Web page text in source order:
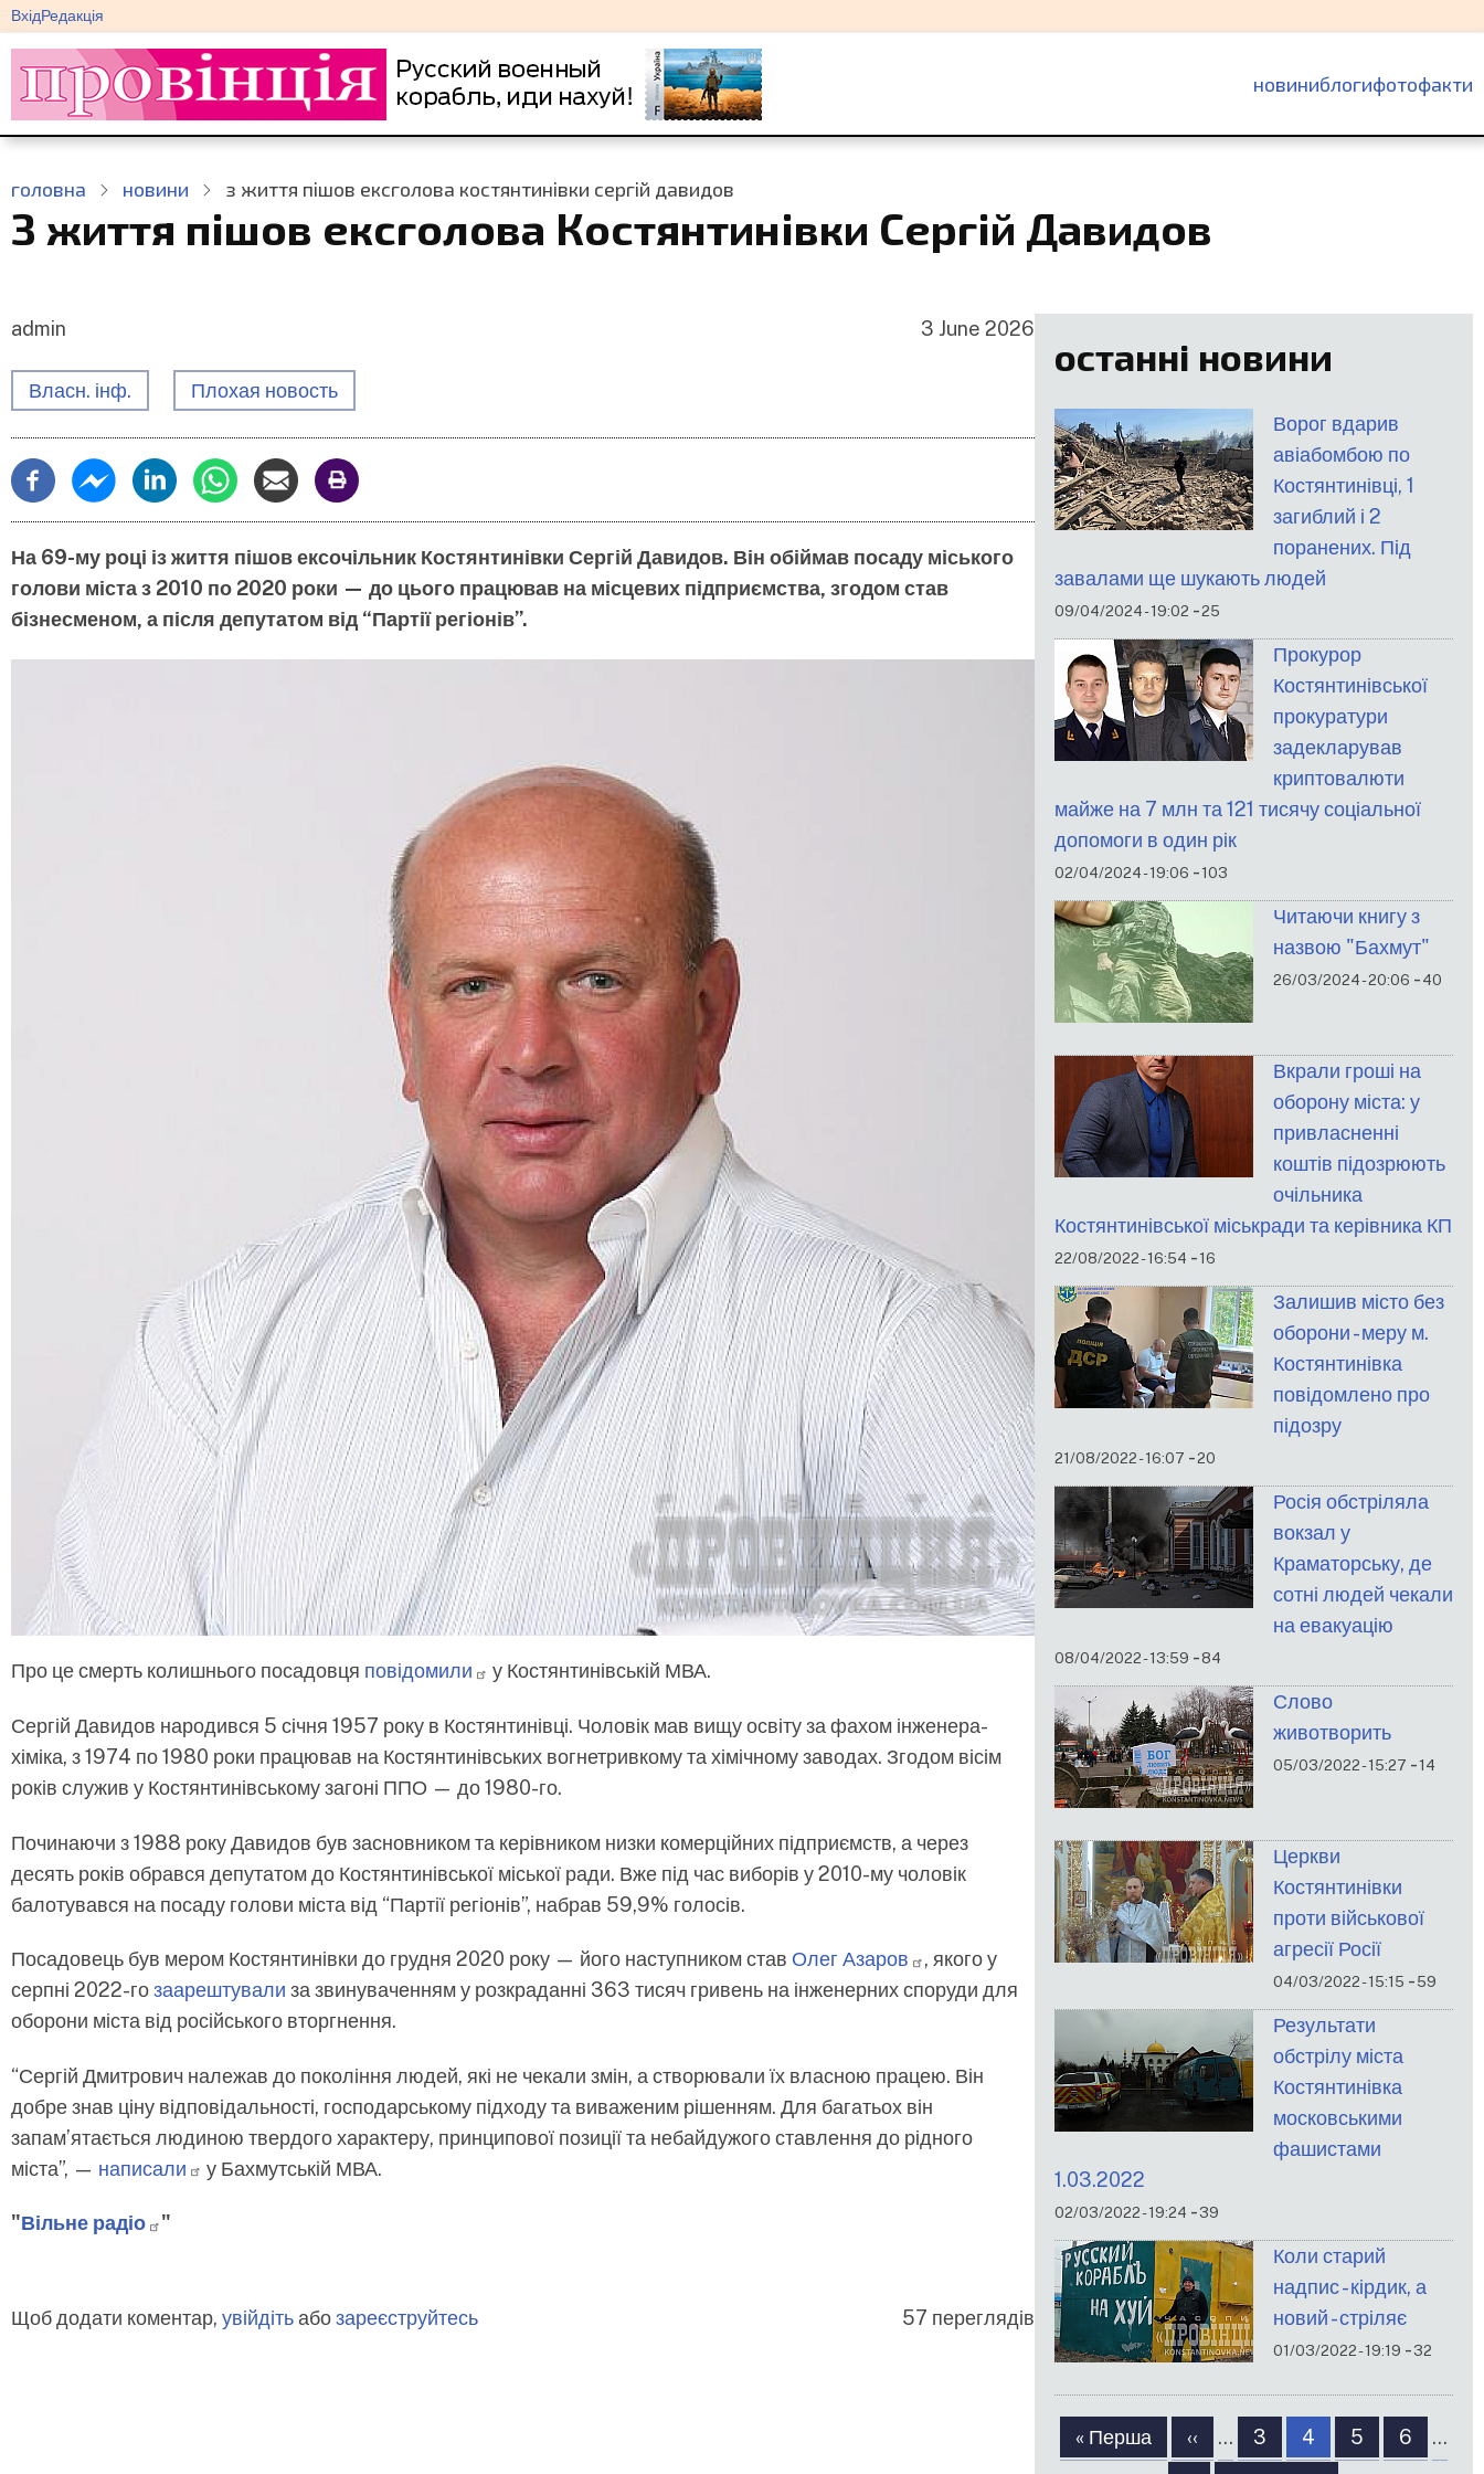
Перейти
до
основного
вмісту
меню
облікового
запису
користувача
ВхідРедакція
основна
навіґація
новиниблогифотофакти
головна новини з життя пішов ексголова костянтинівки сергій давидов
З життя пішов ексголова Костянтинівки Сергій Давидов
admin 3 June 2026
Власн. інф. Плохая новость
На 69-му році із життя пішов ексочільник Костянтинівки Сергій Давидов. Він обіймав посаду міського
голови міста з 2010 по 2020 роки — до цього працював на місцевих підприємства, згодом став
бізнесменом, а після депутатом від “Партії регіонів”.
Про це смерть колишнього посадовця повідомили у Костянтинівській МВА.
Сергій Давидов народився 5 січня 1957 року в Костянтинівці. Чоловік мав вищу освіту за фахом інженера-
хіміка, з 1974 по 1980 роки працював на Костянтинівських вогнетривкому та хімічному заводах. Згодом вісім
років служив у Костянтинівському загоні ППО — до 1980-го.
Починаючи з 1988 року Давидов був засновником та керівником низки комерційних підприємств, а через
десять років обрався депутатом до Костянтинівської міської ради. Вже під час виборів у 2010-му чоловік
балотувався на посаду голови міста від “Партії регіонів”, набрав 59,9% голосів.
Посадовець був мером Костянтинівки до грудня 2020 року — його наступником став Олег Азаров
, якого у
серпні 2022-гозаарештували за звинуваченням у розкраданні 363 тисяч гривень на інженерних споруди для
оборони міста від російського вторгнення.
“Сергій Дмитрович належав до покоління людей, які не чекали змін, а створювали їх власною працею. Він
добре знав ціну відповідальності, господарському підходу та виваженим рішенням. Для багатьох він
запам’ятається людиною твердого характеру, принципової позиції та небайдужого ставлення до рідного
міста”, — написали у Бахмутській МВА.
"Вільне радіо "
Щоб додати коментар, увійдітьабозареєструйтесь 57 переглядів
останні новини
Ворог вдарив
авіабомбою по
Костянтинівці, 1
загиблий і 2
поранених. Під
завалами ще шукають людей
09/04/2024 - 19:02 -25
Прокурор
Костянтинівської
прокуратури
задекларував
криптовалюти
майже на 7 млн та 121 тисячу соціальної
допомоги в один рік
02/04/2024 - 19:06 -103
Читаючи книгу з
назвою "Бахмут"
26/03/2024 - 20:06 -40
Вкрали гроші на
оборону міста: у
привласненні
коштів підозрюють
очільника
Костянтинівської міськради та керівника КП
22/08/2022 - 16:54 -16
Залишив місто без
оборони - меру м.
Костянтинівка
повідомлено про
підозру
21/08/2022 - 16:07 -20
Росія обстріляла
вокзал у
Краматорську, де
сотні людей чекали
на евакуацію
08/04/2022 - 13:59 -84
Слово
животворить
05/03/2022 - 15:27 -14
Церкви
Костянтинівки
проти військової
агресії Росії
04/03/2022 - 15:15 -59
Результати
обстрілу міста
Костянтинівка
московськими
фашистами
1.03.2022
02/03/2022 - 19:24 -39
Коли старий
надпис - кірдик, а
новий - стріляє
01/03/2022 - 19:19 -32
Розбивка
наПерша
сторінка
« Перша
Попередня
сторінка
‹‹ … Сторінка
3 Сторінка
4 Сторінка
5 Сторінка
6
…